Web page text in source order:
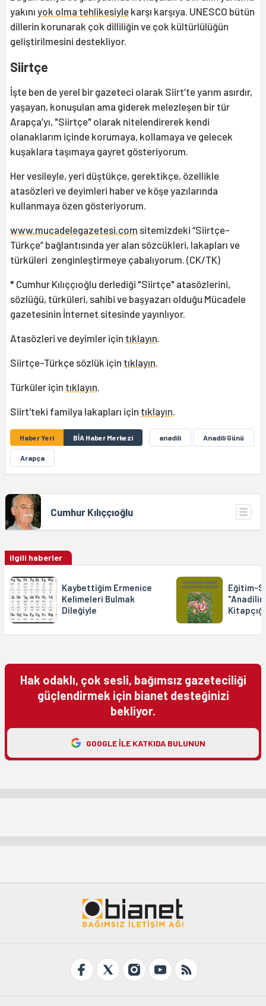
yakını yok olma tehlikesiyle karşı karşıya. UNESCO bütün
dillerin korunarak çok dilliliğin ve çok kültürlülüğün
geliştirilmesini destekliyor.
Siirtçe
İşte ben de yerel bir gazeteci olarak Siirt’te yarım asırdır,
yaşayan, konuşulan ama giderek melezleşen bir tür
Arapça’yı, "Siirtçe" olarak nitelendirerek kendi
olanaklarım içinde korumaya, kollamaya ve gelecek
kuşaklara taşımaya gayret gösteriyorum.
Her vesileyle, yeri düştükçe, gerektikçe, özellikle
atasözleri ve deyimleri haber ve köşe yazılarında
kullanmaya özen gösteriyorum.
www.mucadelegazetesi.com sitemizdeki “Siirtçe-
Türkçe” bağlantısında yer alan sözcükleri, lakapları ve
türküleri zenginleştirmeye çabalıyorum. (CK/TK)
* Cumhur Kılıççıoğlu derlediği "Siirtçe" atasözlerini,
sözlüğü, türküleri, sahibi ve başyazarı olduğu Mücadele
gazetesinin İnternet sitesinde yayınlıyor.
Atasözleri ve deyimler için tıklayın.
Siirtçe-Türkçe sözlük için tıklayın.
Türküler için tıklayın.
Siirt'teki familya lakapları için tıklayın.
Haber Yeri BİA Haber Merkezi anadili Anadili Günü
Arapça
Cumhur Kılıççıoğlu
ilgili haberler
Kaybettiğim Ermenice
Kelimeleri Bulmak
Dileğiyle
Eğitim-
Kitapçığı
Hak odaklı, çok sesli, bağımsız gazeteciliği
güçlendirmek için bianet desteğinizi
bekliyor.
GOOGLE ILE KATKIDA BULUNUN